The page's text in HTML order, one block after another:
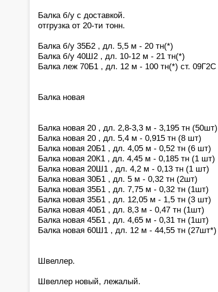
Балка б/у с доставкой.
отгрузка от 20-ти тонн.
Балка б/у 35Б2 , дл. 5,5 м - 20 тн(*)
Балка б/у 40Ш2 , дл. 10-12 м - 21 тн(*)
Балка леж 70Б1 , дл. 12 м - 100 тн(*) ст. 09Г2С
Балка новая
Балка новая 20 , дл. 2,8-3,3 м - 3,195 тн (50шт)
Балка новая 20 , дл. 5,4 м - 0,915 тн (8 шт)
Балка новая 20Б1 , дл. 4,05 м - 0,52 тн (6 шт)
Балка новая 20К1 , дл. 4,45 м - 0,185 тн (1 шт)
Балка новая 20Ш1 , дл. 4,2 м - 0,13 тн (1 шт)
Балка новая 30Б1 , дл. 5 м - 0,32 тн (2шт)
Балка новая 35Б1 , дл. 7,75 м - 0,32 тн (1шт)
Балка новая 35Б1 , дл. 12,05 м - 1,5 тн (3 шт)
Балка новая 40Б1 , дл. 8,3 м - 0,47 тн (1шт)
Балка новая 45Б1 , дл. 4,65 м - 0,31 тн (1шт)
Балка новая 60Ш1 , дл. 12 м - 44,55 тн (27шт*)
Швеллер.
Швеллер новый, лежалый.